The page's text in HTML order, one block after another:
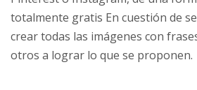
totalmente gratis En cuestión de
crear todas las imágenes con
otros a lograr lo que se proponen.